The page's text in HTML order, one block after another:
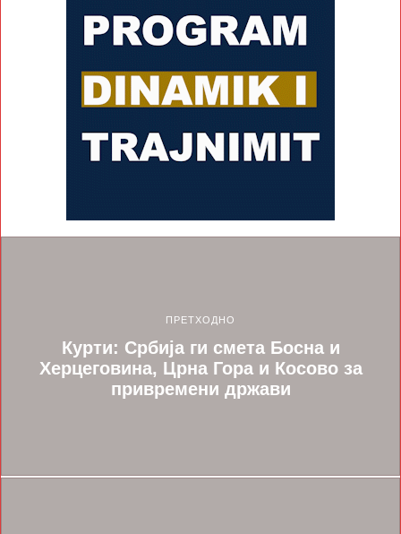
ПРЕТХОДНО
Курти: Србија ги смета Босна и
Херцеговина, Црна Гора и Косово за
привремени држави